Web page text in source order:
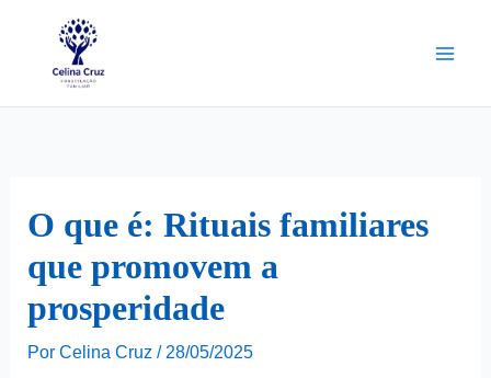
O que é: Rituais familiares
que promovem a
prosperidade
Por Celina Cruz / 28/05/2025